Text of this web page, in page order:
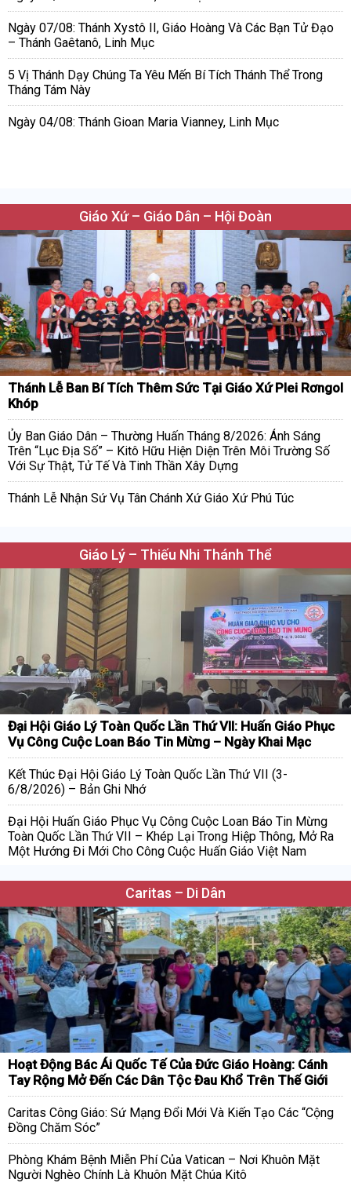
Ngày 07/08: Thánh Xystô II, Giáo Hoàng Và Các Bạn Tử Đạo
– Thánh Gaêtanô, Linh Mục
5 Vị Thánh Dạy Chúng Ta Yêu Mến Bí Tích Thánh Thể Trong
Tháng Tám Này
Ngày 04/08: Thánh Gioan Maria Vianney, Linh Mục
Giáo Xứ – Giáo Dân – Hội Đoàn
Thánh Lễ Ban Bí Tích Thêm Sức Tại Giáo Xứ Plei Rơngol
Khóp
Ủy Ban Giáo Dân – Thường Huấn Tháng 8/2026: Ánh Sáng
Trên “Lục Địa Số” – Kitô Hữu Hiện Diện Trên Môi Trường Số
Với Sự Thật, Tử Tế Và Tinh Thần Xây Dựng
Thánh Lễ Nhận Sứ Vụ Tân Chánh Xứ Giáo Xứ Phú Túc
Giáo Lý – Thiếu Nhi Thánh Thể
Đại Hội Giáo Lý Toàn Quốc Lần Thứ VII: Huấn Giáo Phục
Vụ Công Cuộc Loan Báo Tin Mừng – Ngày Khai Mạc
Kết Thúc Đại Hội Giáo Lý Toàn Quốc Lần Thứ VII (3-
6/8/2026) – Bản Ghi Nhớ
Đại Hội Huấn Giáo Phục Vụ Công Cuộc Loan Báo Tin Mừng
Toàn Quốc Lần Thứ VII – Khép Lại Trong Hiệp Thông, Mở Ra
Một Hướng Đi Mới Cho Công Cuộc Huấn Giáo Việt Nam
Caritas – Di Dân
Hoạt Động Bác Ái Quốc Tế Của Đức Giáo Hoàng: Cánh
Tay Rộng Mở Đến Các Dân Tộc Đau Khổ Trên Thế Giới
Caritas Công Giáo: Sứ Mạng Đổi Mới Và Kiến Tạo Các “Cộng
Đồng Chăm Sóc”
Phòng Khám Bệnh Miễn Phí Của Vatican – Nơi Khuôn Mặt
Người Nghèo Chính Là Khuôn Mặt Chúa Kitô